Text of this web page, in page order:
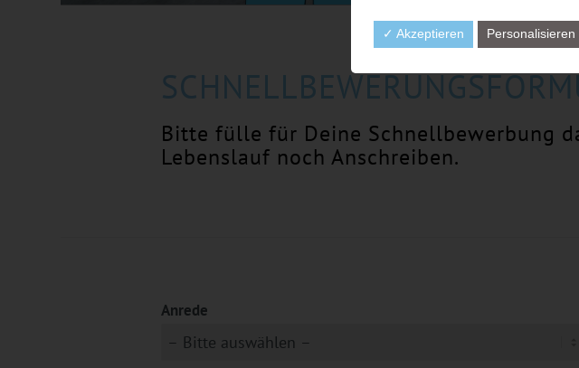
Bitte fülle für Deine Schnellbewerbung
Lebenslauf noch Anschreiben.
Anrede
✓ Akzeptieren Personalisieren